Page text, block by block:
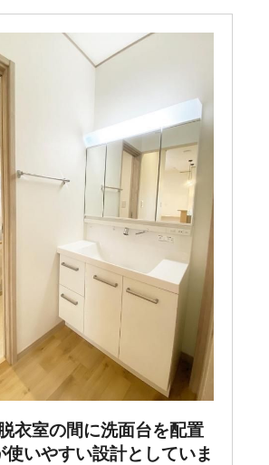
衣室の間に洗面台を配置
使いやすい設計としていま